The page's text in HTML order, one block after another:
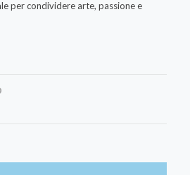
per condividere arte, passione e